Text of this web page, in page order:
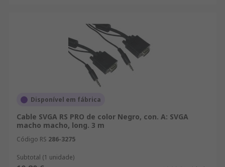
Disponível em fábrica
Cable SVGA RS PRO de color Negro, con. A: SVGA
macho macho, long. 3 m
Código RS 286-3275
Subtotal (1 unidade)